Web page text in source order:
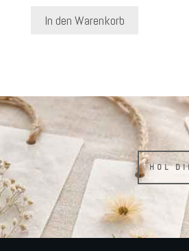
In den Warenkorb
HOL